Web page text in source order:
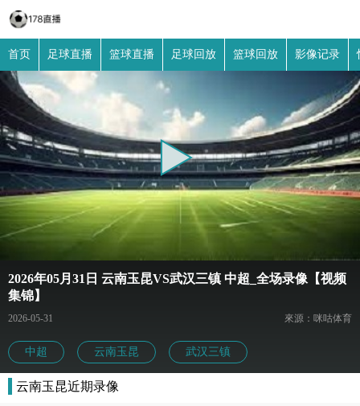
首页 足球直播 篮球直播 足球回放 篮球回放 影像记录
2026年05月31日 云南玉昆VS武汉三镇 中超_全场录像【视频
集锦】
2026-05-31 來源：咪咕体育
中超 云南玉昆 武汉三镇
云南玉昆近期录像